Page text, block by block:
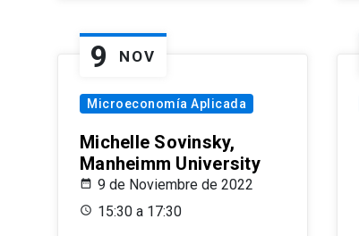
9 NOV
Microeconomía Aplicada
Michelle Sovinsky,
Manheimm University
9 de Noviembre de 2022
15:30 a 17:30